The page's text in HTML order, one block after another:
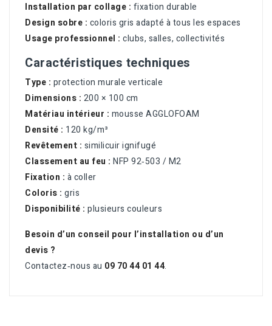
Installation par collage : fixation durable
Design sobre : coloris gris adapté à tous les espaces
Usage professionnel : clubs, salles, collectivités
Caractéristiques techniques
Type : protection murale verticale
Dimensions : 200 × 100 cm
Matériau intérieur : mousse AGGLOFOAM
Densité : 120 kg/m³
Revêtement : similicuir ignifugé
Classement au feu : NFP 92‑503 / M2
Fixation : à coller
Coloris : gris
Disponibilité : plusieurs couleurs
Besoin d’un conseil pour l’installation ou d’un
devis ?
Contactez‑nous au 09 70 44 01 44.